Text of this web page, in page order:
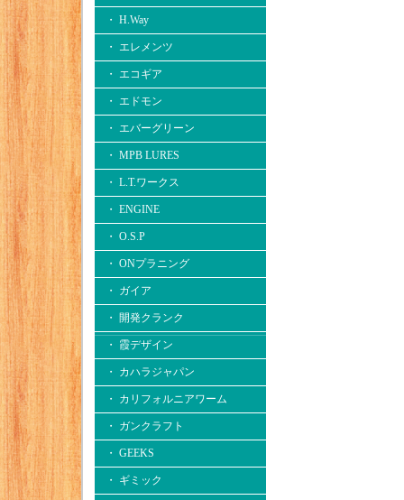
・ H.Way
・ エレメンツ
・ エコギア
・ エドモン
・ エバーグリーン
・ MPB LURES
・ L.T.ワークス
・ ENGINE
・ O.S.P
・ ONプラニング
・ ガイア
・ 開発クランク
・ 霞デザイン
・ カハラジャパン
・ カリフォルニアワーム
・ ガンクラフト
・ GEEKS
・ ギミック